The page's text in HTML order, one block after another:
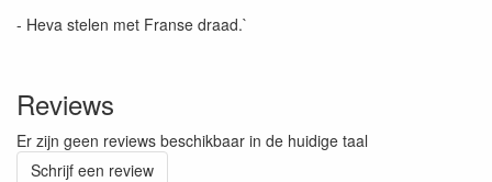
- Heva stelen met Franse draad.`
Reviews
Er zijn geen reviews beschikbaar in de huidige taal
Schrijf een review